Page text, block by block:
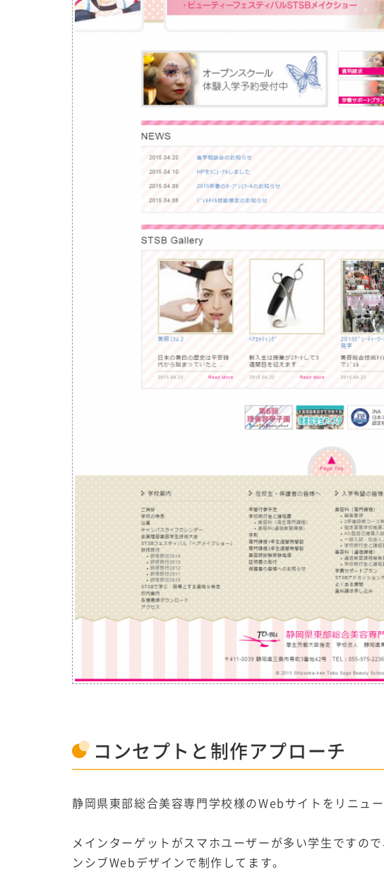
コンセプト と制作アプローチ
静岡県東部総合美容専門学校様のWebサイトをリニュー
メインターゲットがスマホユーザーが多い学生ですの
ンシブWebデザインで制作してます。